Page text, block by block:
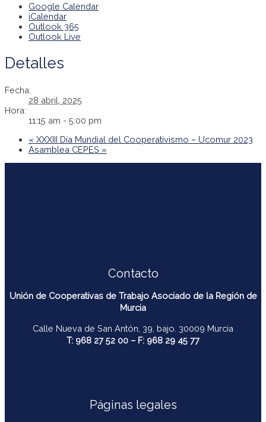
Google Calendar
iCalendar
Outlook 365
Outlook Live
Detalles
Fecha:
28 abril, 2025
Hora:
11:15 am - 5:00 pm
« XXXIII Día Mundial del Cooperativismo – Ucomur 2023
Asamblea CEPES »
Contacto
Unión de Cooperativas de Trabajo Asociado de la Región de
Murcia
Calle Nueva de San Antón, 39, bajo. 30009 Murcia
T: 968 27 52 00 – F: 968 29 45 77
Páginas legales